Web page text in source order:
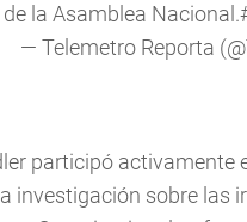
la Asamblea Nacional.
— Telemetro Reporta
participó activamente
investigación sobre las